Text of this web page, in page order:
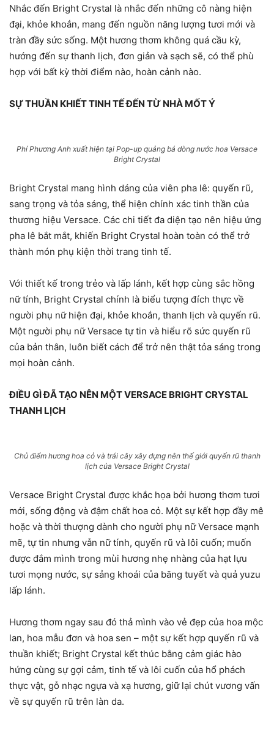
Nhắc đến Bright Crystal là nhắc đến những cô nàng hiện
đại, khỏe khoắn, mang đến nguồn năng lượng tươi mới và
tràn đầy sức sống. Một hương thơm không quá cầu kỳ,
hướng đến sự thanh lịch, đơn giản và sạch sẽ, có thể phù
hợp với bất kỳ thời điểm nào, hoàn cảnh nào.
SỰ THUẦN KHIẾT TINH TẾ ĐẾN TỪ NHÀ MỐT Ý
Phí Phương Anh xuất hiện tại Pop-up quảng bá dòng nước hoa Versace
Bright Crystal
Bright Crystal mang hình dáng của viên pha lê: quyến rũ,
sang trọng và tỏa sáng, thể hiện chính xác tinh thần của
thương hiệu Versace. Các chi tiết đa diện tạo nên hiệu ứng
pha lê bắt mắt, khiến Bright Crystal hoàn toàn có thể trở
thành món phụ kiện thời trang tinh tế.
Với thiết kế trong trẻo và lấp lánh, kết hợp cùng sắc hồng
nữ tính, Bright Crystal chính là biểu tượng đích thực về
người phụ nữ hiện đại, khỏe khoắn, thanh lịch và quyến rũ.
Một người phụ nữ Versace tự tin và hiểu rõ sức quyến rũ
của bản thân, luôn biết cách để trở nên thật tỏa sáng trong
mọi hoàn cảnh.
ĐIỀU GÌ ĐÃ TẠO NÊN MỘT VERSACE BRIGHT CRYSTAL
THANH LỊCH
Chủ điểm hương hoa cỏ và trái cây xây dựng nên thế giới quyến rũ thanh
lịch của Versace Bright Crystal
Versace Bright Crystal được khắc họa bởi hương thơm tươi
mới, sống động và đậm chất hoa cỏ. Một sự kết hợp đầy mê
hoặc và thời thượng dành cho người phụ nữ Versace mạnh
mẽ, tự tin nhưng vẫn nữ tính, quyến rũ và lôi cuốn; muốn
được đắm mình trong mùi hương nhẹ nhàng của hạt lựu
tươi mọng nước, sự sảng khoái của băng tuyết và quả yuzu
lấp lánh.
Hương thơm ngay sau đó thả mình vào vẻ đẹp của hoa mộc
lan, hoa mẫu đơn và hoa sen – một sự kết hợp quyến rũ và
thuần khiết; Bright Crystal kết thúc bằng cảm giác hào
hứng cùng sự gợi cảm, tinh tế và lôi cuốn của hổ phách
thực vật, gỗ nhạc ngựa và xạ hương, giữ lại chút vương vấn
về sự quyến rũ trên làn da.